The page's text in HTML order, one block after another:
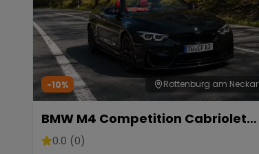
Rottenburg am Neckar
-10%
BMW M4 Competition Cabriolet
Vor Opf!!!
0.0 (0)